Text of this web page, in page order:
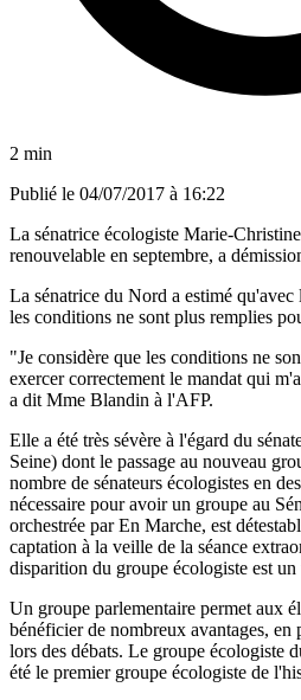
2 min
Publié le 04/07/2017 à 16:22
La sénatrice écologiste Marie-
renouvelable en septembre, a
La sénatrice du Nord a estimé
les conditions ne sont plus remplies
"Je considère que les conditions ne
exercer correctement le mandat qui
a dit Mme Blandin à l'AFP.
Elle a été très sévère à l'égard du
Seine) dont le passage au nouveau
nombre de sénateurs écologistes en
nécessaire pour avoir un groupe au
orchestrée par En Marche, est
captation à la veille de la séance
disparition du groupe écologiste est
Un groupe parlementaire permet aux
bénéficier de nombreux avantages, en
lors des débats. Le groupe écologiste
été le premier groupe écologiste de